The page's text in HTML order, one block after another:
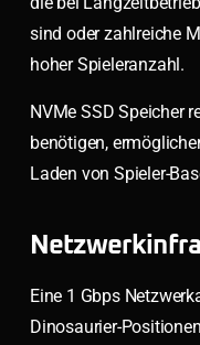
sind oder zahlreiche
hoher Spieleranzahl.
NVMe SSD Speicher
benötigen,
Laden von Spieler-
Eine 1 Gbps
Dinosaurier-